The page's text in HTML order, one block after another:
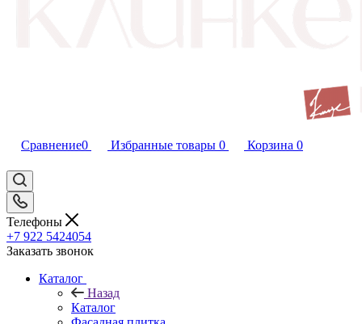
Сравнение0 Избранные товары 0 Корзина 0
Телефоны
+7 922 5424054
Заказать звонок
Каталог
Назад
Каталог